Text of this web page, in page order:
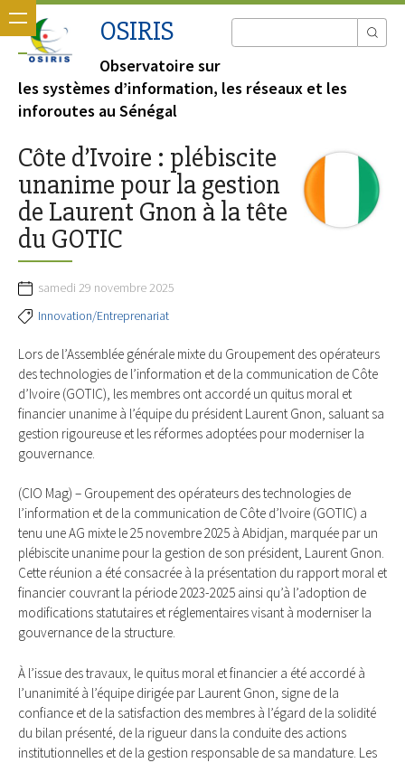
OSIRIS
Observatoire sur
les systèmes d’information, les réseaux et les
inforoutes au Sénégal
Côte d’Ivoire : plébiscite
unanime pour la gestion
de Laurent Gnon à la tête
du GOTIC
samedi 29 novembre 2025
Innovation/Entreprenariat
Lors de l’Assemblée générale mixte du Groupement des opérateurs
des technologies de l’information et de la communication de Côte
d’Ivoire (GOTIC), les membres ont accordé un quitus moral et
financier unanime à l’équipe du président Laurent Gnon, saluant sa
gestion rigoureuse et les réformes adoptées pour moderniser la
gouvernance.
(CIO Mag) – Groupement des opérateurs des technologies de
l’information et de la communication de Côte d’Ivoire (GOTIC) a
tenu une AG mixte le 25 novembre 2025 à Abidjan, marquée par un
plébiscite unanime pour la gestion de son président, Laurent Gnon.
Cette réunion a été consacrée à la présentation du rapport moral et
financier couvrant la période 2023-2025 ainsi qu’à l’adoption de
modifications statutaires et réglementaires visant à moderniser la
gouvernance de la structure.
À l’issue des travaux, le quitus moral et financier a été accordé à
l’unanimité à l’équipe dirigée par Laurent Gnon, signe de la
confiance et de la satisfaction des membres à l’égard de la solidité
du bilan présenté, de la rigueur dans la conduite des actions
institutionnelles et de la gestion responsable de sa mandature. Les